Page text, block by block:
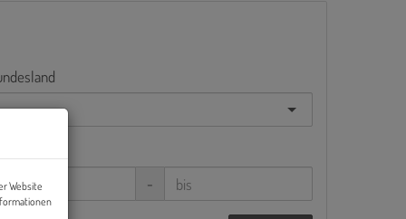
-
Website